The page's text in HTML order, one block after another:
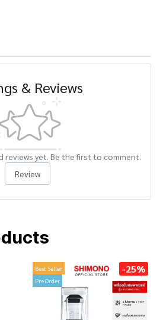
& Reviews
reviews yet. Be the first to comment.
Review
Best Seller
Pre Order
-25%